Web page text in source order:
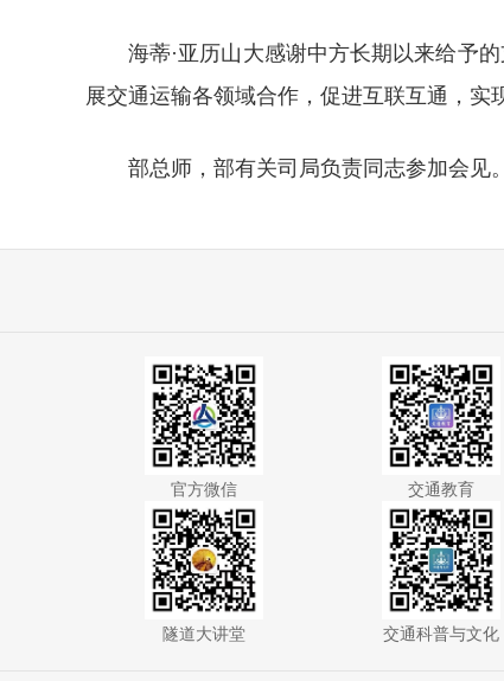
海蒂·亚历山大感谢中方长期以来给予
展交通运输各领域合作，促进互联互通，实
部总师，部有关司局负责同志参加会见。
官方微信 交通教育
隧道大讲堂 交通科普与文化